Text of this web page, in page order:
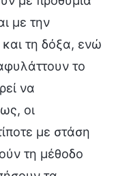
με την
τη δόξα, ενώ
το
να
οι
με στάση
τη μέθοδο